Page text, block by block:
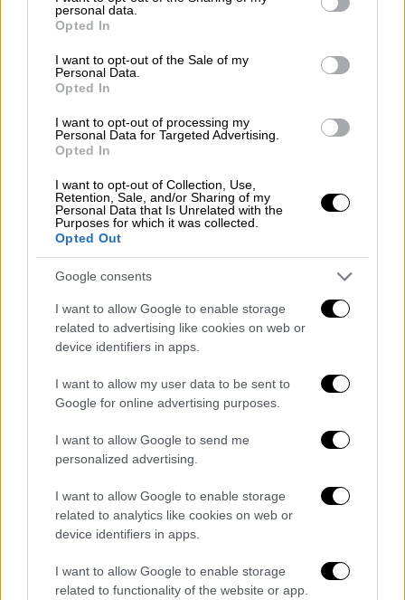
grant or deny consent to Google and its third-party tags to
use your data for below specified purposes in below Google
consent section.
personal data.
Opted In
I want to opt-out of the Sale of my
Personal Data.
Opted In
I want to opt-out of processing my
Personal Data for Targeted Advertising.
Opted In
I want to opt-out of Collection, Use,
Retention, Sale, and/or Sharing of my
Personal Data that Is Unrelated with the
Purposes for which it was collected.
Opted Out
Google consents
I want to allow Google to enable storage
related to advertising like cookies on web or
device identifiers in apps.
I want to allow my user data to be sent to
Google for online advertising purposes.
I want to allow Google to send me
personalized advertising.
I want to allow Google to enable storage
related to analytics like cookies on web or
device identifiers in apps.
I want to allow Google to enable storage
related to functionality of the website or app.
Σάββατο ο πρόεδρος των ΗΠΑ Ντόναλντ
Truth Social, συγχαίροντας τις δύο χώρες για
την «κοινή λογική» και τη «μεγάλη ευφυΐα»
που επέδειξαν.
Απευθείας διαπραγματεύσεις Ινδίας -
Πακιστάν
Στο Ισλαμαμπάντ, ο Πακιστανός υπουργός
Εξωτερικών Ισάκ Νταρ επιβεβαίωσε μέσω
ανάρτησης στην πλατφόρμα Χ (πρώην
Twitter) πως συμφωνήθηκε «κατάπαυση του
πυρός με άμεση ισχύ». Στο Νέο Δελχί,
κυβερνητικοί κύκλοι υποστήριξαν ότι η
συμφωνία επιτεύχθηκε χάρη σε
διαπραγμάτευση μεταξύ Ινδίας και Πακιστάν
επισημαίνοντας πως οι δύο χώρες δεν
σκόπευαν να συζητήσουν τίποτα άλλο πέραν
της παύσης των εχθροπραξιών.
Αρκετές δυτικές πρωτεύουσες χαιρέτισαν
τη συμφωνία: το Λονδίνο τη χαρακτήρισε
«εξαιρετικά ευπρόσδεκτη»
λόγο για «επιλογή ευθύνης», ενώ το
Βερολίνο την αποκάλεσε«σημαντικό πρώτο